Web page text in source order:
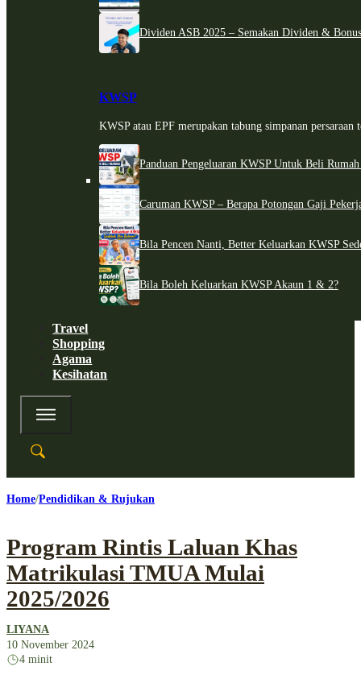
Dividen ASB 2025 – Semakan Dividen &
KWSP
KWSP atau EPF merupakan tabung simpanan persaraan
Panduan Pengeluaran KWSP Untuk Beli
Caruman KWSP – Berapa Potongan Gaji
Bila Pencen Nanti, Better Keluarkan KWSP
Bila Boleh Keluarkan KWSP Akaun 1 & 2?
Travel
Shopping
Agama
Kesihatan
Home Pendidikan & Rujukan
Program Rintis Laluan Khas
Matrikulasi TMUA Mulai
2025/2026
LIYANA
10 November 2024
4 minit